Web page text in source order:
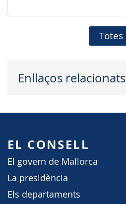
Totes
Enllaços relacionats
EL CONSELL
El govern de Mallorca
La presidència
Els departaments